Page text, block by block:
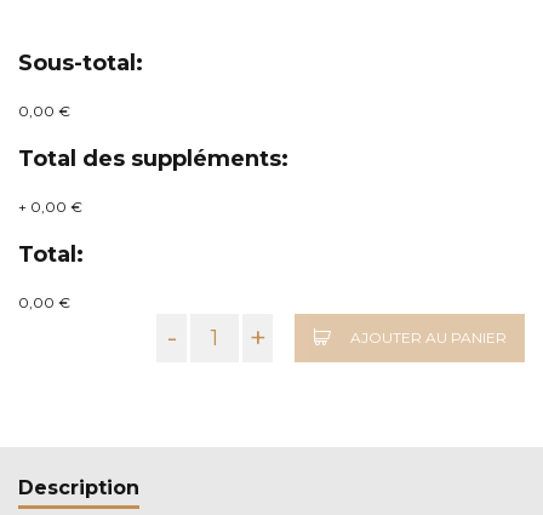
Sous-total:
0,00 €
Total des suppléments:
+ 0,00 €
Total:
0,00 €
- + AJOUTER AU PANIER
Description